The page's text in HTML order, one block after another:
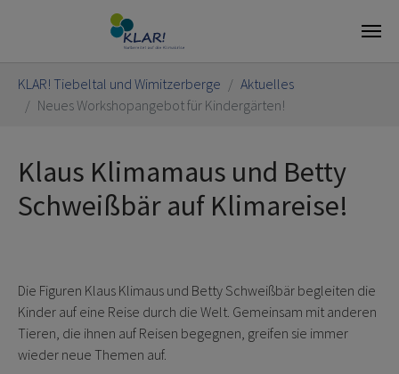
KLAR! Tiebeltal und Wimitzerberge
Aktuelles
Neues Workshopangebot für Kindergärten!
Klaus Klimamaus und Betty
Schweißbär auf Klimareise!
Die Figuren Klaus Klimaus und Betty Schweißbär begleiten die
Kinder auf eine Reise durch die Welt. Gemeinsam mit anderen
Tieren, die ihnen auf Reisen begegnen, greifen sie immer
wieder neue Themen auf.